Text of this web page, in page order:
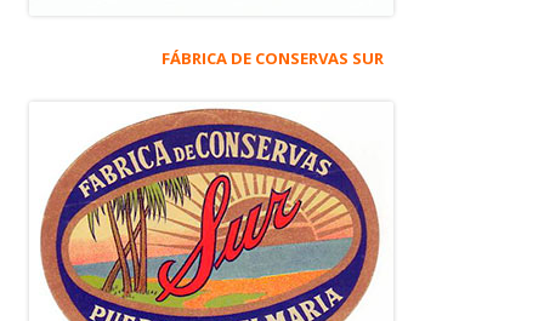
FÁBRICA DE CONSERVAS SUR